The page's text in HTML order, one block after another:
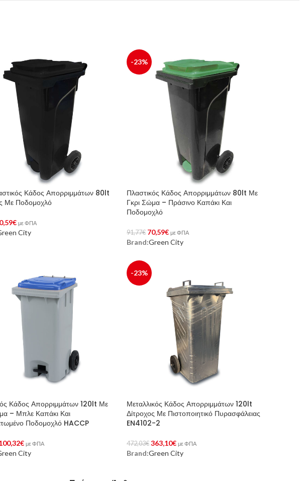
Κάδος Απορριμμάτων 80lt
Με Ποδομοχλό
€ με ΦΠΑ
City
-23%
Πλαστικός Κάδος Απορριμμάτων 80lt Με
Γκρι Σώμα – Πράσινο Καπάκι Και
Ποδομοχλό
91,77€ 70,59€ με ΦΠΑ
Αγορά Προϊόντος
Brand:Green City
Κάδος Απορριμμάτων 120lt Με
– Μπλε Καπάκι Και
Ποδομοχλό HACCP
€ με ΦΠΑ
City
-23%
Μεταλλικός Κάδος Απορριμμάτων 120lt
Δίτροχος Με Πιστοποιητικό Πυρασφάλειας
EN4102-2
472,03€ 363,10€ με ΦΠΑ
Αγορά Προϊόντος
Brand:Green City